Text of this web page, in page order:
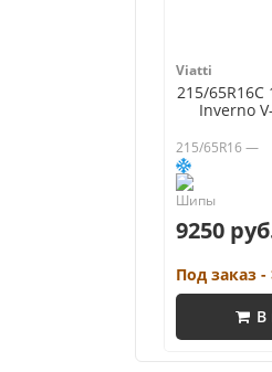
Viatti
215/65R16C
Inverno
215/65R16 —
9250
Под заказ
В